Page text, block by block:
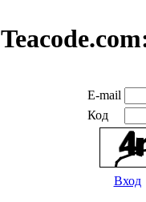
E-mail
Код
Вход